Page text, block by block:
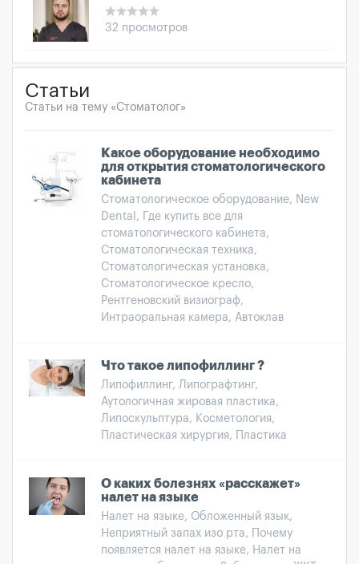
32 просмотров
Статьи
Статьи на тему «Стоматолог»
Какое оборудование необходимо
для открытия стоматологического
кабинета
Стоматологическое оборудование, New
Dental, Где купить все для
стоматологического кабинета,
Стоматологическая техника,
Стоматологическая установка,
Стоматологическое кресло,
Рентгеновский визиограф,
Интраоральная камера, Автоклав
Что такое липофиллинг ?
Липофиллинг, Липографтинг,
Аутологичная жировая пластика,
Липоскульптура, Косметология,
Пластическая хирургия, Пластика
О каких болезнях «расскажет»
налет на языке
Налет на языке, Обложенный язык,
Неприятный запах изо рта, Почему
появляется налет на языке, Налет на